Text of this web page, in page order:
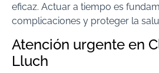
eficaz. Actuar a tiempo es
complicaciones y proteger la
Atención urgente en
Lluch